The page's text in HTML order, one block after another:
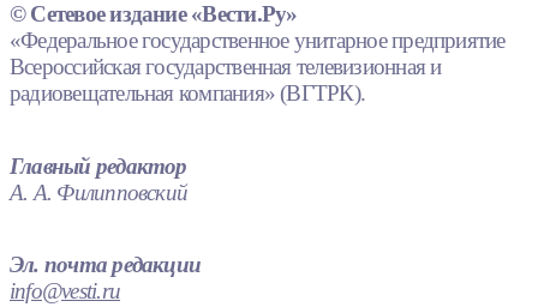
© Сетевое издание «Вести.Ру»
«Федеральное государственное унитарное предприятие
Всероссийская государственная телевизионная и
радиовещательная компания» (ВГТРК).
Главный редактор
А. А. Филипповский
Эл. почта редакции
info@vesti.ru